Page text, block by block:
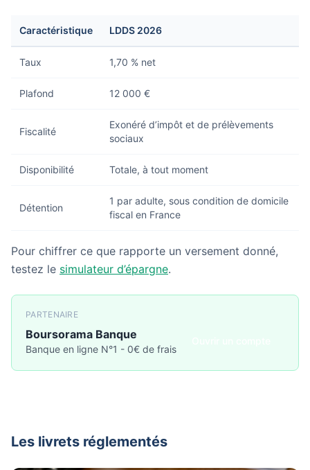
Caractéristique LDDS 2026
Taux 1,70 % net
Plafond 12 000 €
Fiscalité
Exonéré d’impôt et de prélèvements
sociaux
Disponibilité Totale, à tout moment
Détention
1 par adulte, sous condition de domicile
fiscal en France
Pour chiffrer ce que rapporte un versement donné,
testez le simulateur d’épargne.
PARTENAIRE
Boursorama Banque
Banque en ligne N°1 - 0€ de frais
Les livrets réglementés